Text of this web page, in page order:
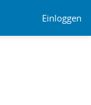
Einloggen